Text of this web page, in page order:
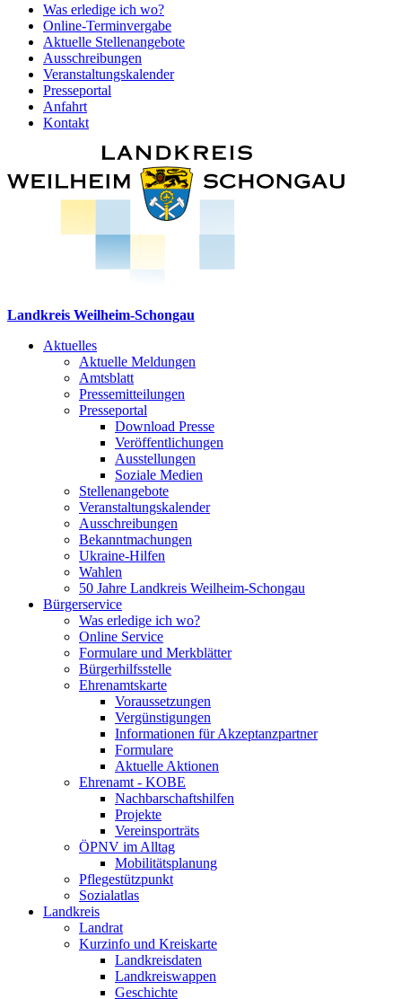
Was erledige ich wo?
Online-Terminvergabe
Aktuelle Stellenangebote
Ausschreibungen
Veranstaltungskalender
Presseportal
Anfahrt
Kontakt
Landkreis Weilheim-Schongau
Aktuelles
Aktuelle Meldungen
Amtsblatt
Pressemitteilungen
Presseportal
Download Presse
Veröffentlichungen
Ausstellungen
Soziale Medien
Stellenangebote
Veranstaltungskalender
Ausschreibungen
Bekanntmachungen
Ukraine-Hilfen
Wahlen
50 Jahre Landkreis Weilheim-Schongau
Bürgerservice
Was erledige ich wo?
Online Service
Formulare und Merkblätter
Bürgerhilfsstelle
Ehrenamtskarte
Voraussetzungen
Vergünstigungen
Informationen für Akzeptanzpartner
Formulare
Aktuelle Aktionen
Ehrenamt - KOBE
Nachbarschaftshilfen
Projekte
Vereinsporträts
ÖPNV im Alltag
Mobilitätsplanung
Pflegestützpunkt
Sozialatlas
Landkreis
Landrat
Kurzinfo und Kreiskarte
Landkreisdaten
Landkreiswappen
Geschichte